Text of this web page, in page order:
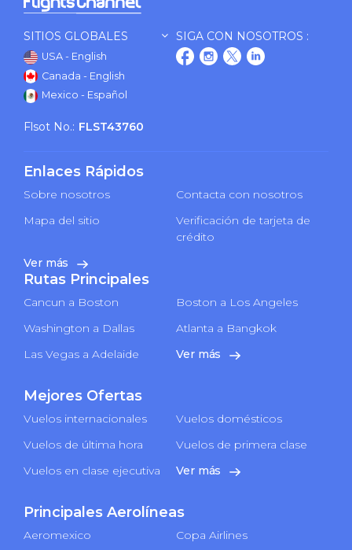
SITIOS GLOBALES
USA - English
Canada - English
Mexico - Español
SIGA CON NOSOTROS :
Flsot No.: FLST43760
Enlaces Rápidos
Sobre nosotros
Contacta con nosotros
Mapa del sitio
Verificación de tarjeta de
crédito
Ver más
Rutas Principales
Cancun a Boston
Boston a Los Angeles
Washington a Dallas
Atlanta a Bangkok
Las Vegas a Adelaide
Ver más
Mejores Ofertas
Vuelos internacionales
Vuelos domésticos
Vuelos de última hora
Vuelos de primera clase
Vuelos en clase ejecutiva
Ver más
Principales Aerolíneas
Aeromexico
Copa Airlines